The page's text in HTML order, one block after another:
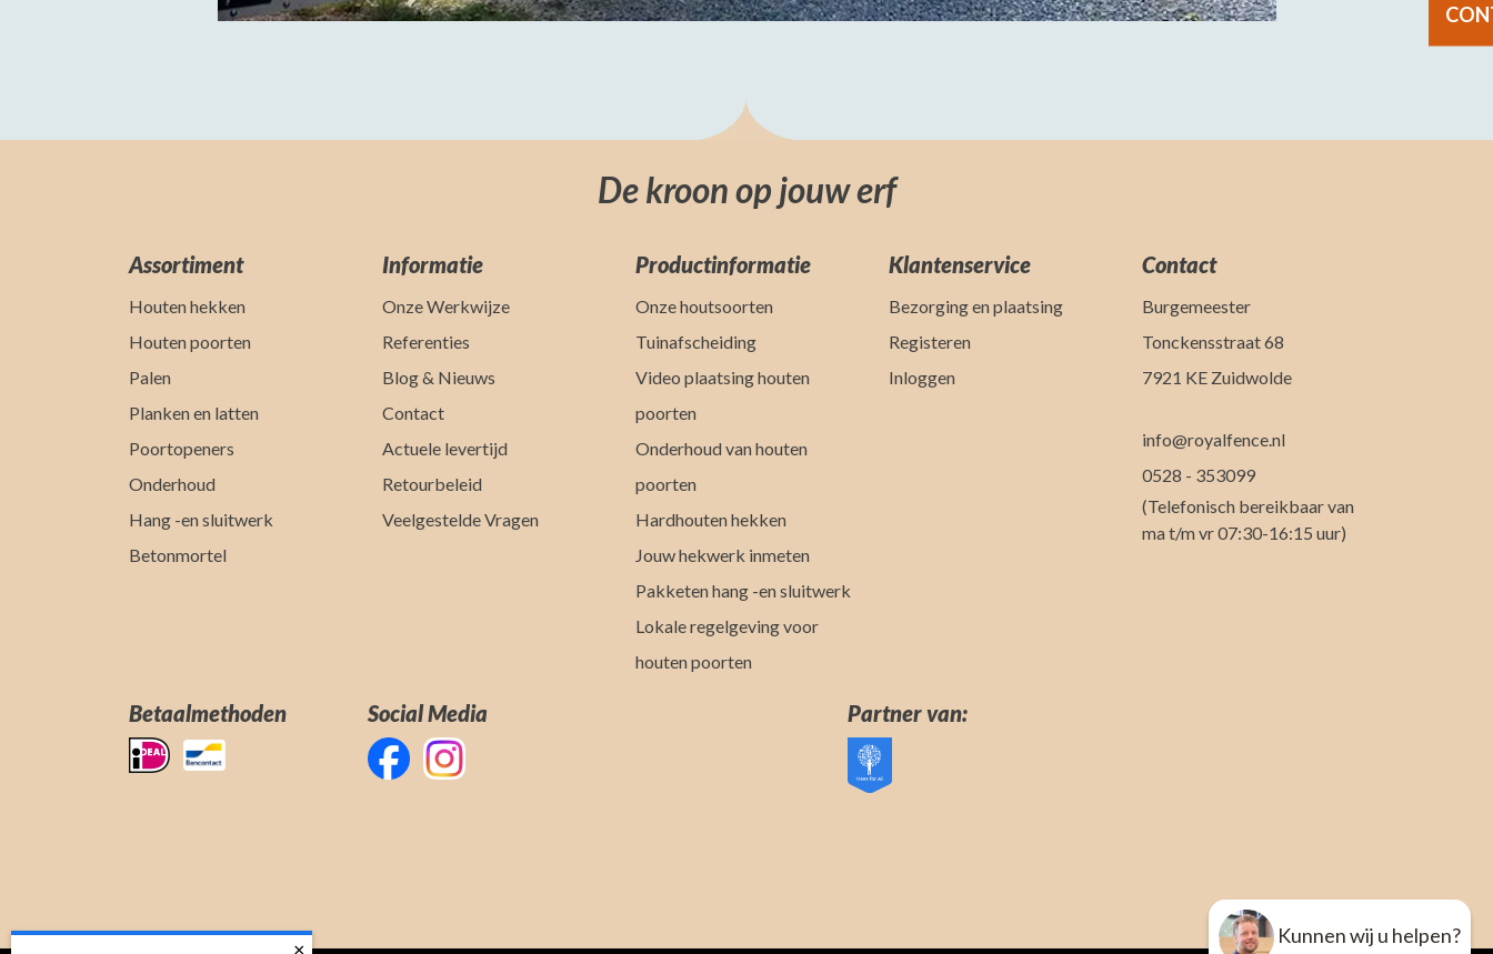
De kroon op jouw erf
Assortiment
Houten hekken
Houten poorten
Palen
Planken en latten
Poortopeners
Onderhoud
Hang -en sluitwerk
Betonmortel
Informatie
Onze Werkwijze
Referenties
Blog & Nieuws
Contact
Actuele levertijd
Retourbeleid
Veelgestelde Vragen
Productinformatie
Onze houtsoorten
Tuinafscheiding
Video plaatsing houten
poorten
Onderhoud van houten
poorten
Hardhouten hekken
Jouw hekwerk inmeten
Pakketen hang -en sluitwerk
Lokale regelgeving voor
houten poorten
Klantenservice
Bezorging en plaatsing
Registeren
Inloggen
Contact
Burgemeester
Tonckensstraat 68
7921 KE Zuidwolde
info@royalfence.nl
0528 - 353099
(Telefonisch bereikbaar van
ma t/m vr 07:30-16:15 uur)
Betaalmethoden Social Media Partner van:
Kunnen wij u helpen?